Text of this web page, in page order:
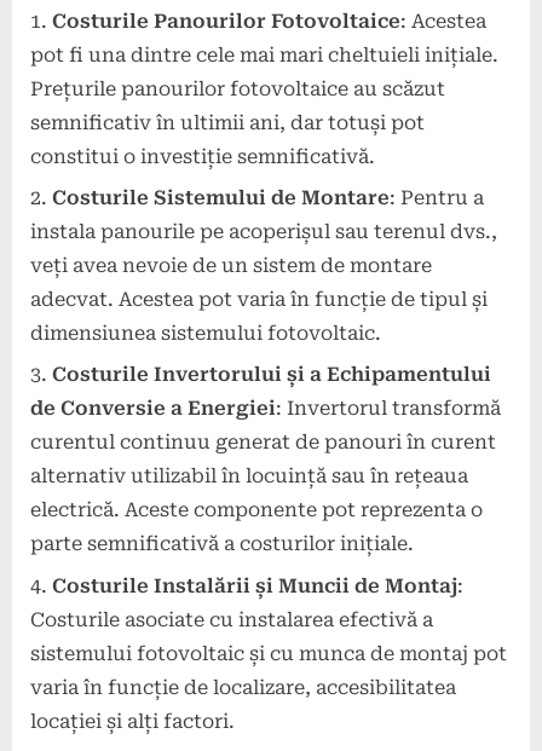
Costurile Panourilor Fotovoltaice: Acestea
pot fi una dintre cele mai mari cheltuieli inițiale.
Prețurile panourilor fotovoltaice au scăzut
semnificativ în ultimii ani, dar totuși pot
constitui o investiție semnificativă.
Costurile Sistemului de Montare: Pentru a
instala panourile pe acoperișul sau terenul dvs.,
veți avea nevoie de un sistem de montare
adecvat. Acestea pot varia în funcție de tipul și
dimensiunea sistemului fotovoltaic.
Costurile Invertorului și a Echipamentului
de Conversie a Energiei: Invertorul transformă
curentul continuu generat de panouri în curent
alternativ utilizabil în locuință sau în rețeaua
electrică. Aceste componente pot reprezenta o
parte semnificativă a costurilor inițiale.
Costurile Instalării și Muncii de Montaj:
Costurile asociate cu instalarea efectivă a
sistemului fotovoltaic și cu munca de montaj pot
varia în funcție de localizare, accesibilitatea
locației și alți factori.